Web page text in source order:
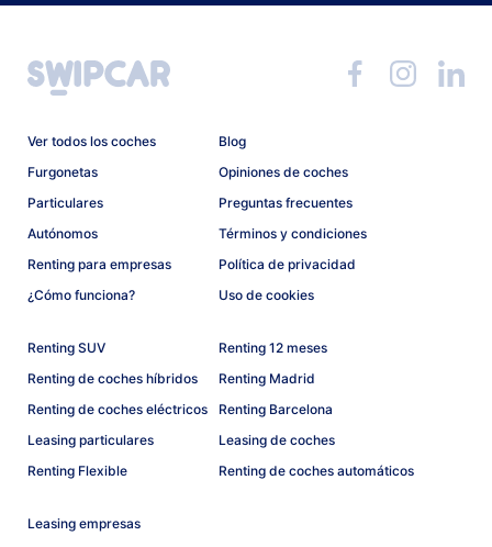
Ver todos los coches
Furgonetas
Particulares
Autónomos
Renting para empresas
¿Cómo funciona?
Blog
Opiniones de coches
Preguntas frecuentes
Términos y condiciones
Política de privacidad
Uso de cookies
Renting SUV
Renting de coches híbridos
Renting de coches eléctricos
Leasing particulares
Renting Flexible
Renting 12 meses
Renting Madrid
Renting Barcelona
Leasing de coches
Renting de coches automáticos
Leasing empresas